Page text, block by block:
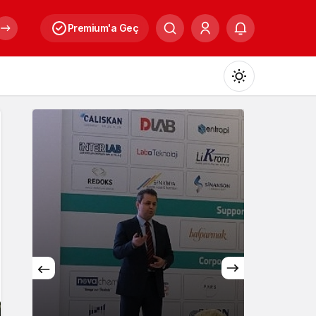
Premium'a Geç
Mod
değiştir
Gündüz Modu
Gündüz modunu seçin.
Gece Modu
Gece modunu seçin.
Sistem Modu